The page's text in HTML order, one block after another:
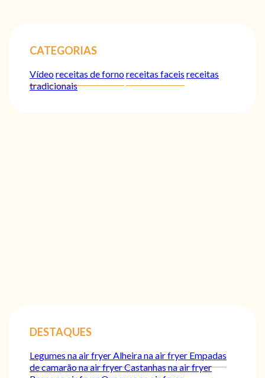
CATEGORIAS
Vídeoreceitas de fornoreceitas faceis receitas
tradicionais
DESTAQUES
Legumes na air fryerAlheira na air fryer Empadas
de camarão na air fryerCastanhas na air fryer